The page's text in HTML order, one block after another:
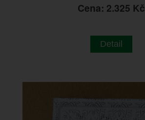
Cena: 2.325 Kč
Detail